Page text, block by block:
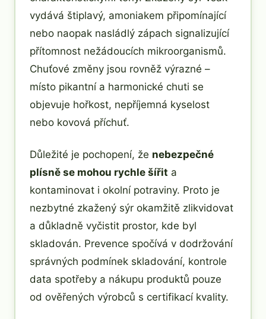
vydává štiplavý, amoniakem připomínající
nebo naopak nasládlý zápach signalizující
přítomnost nežádoucích mikroorganismů.
Chuťové změny jsou rovněž výrazné –
místo pikantní a harmonické chuti se
objevuje hořkost, nepříjemná kyselost
nebo kovová příchuť.
Důležité je pochopení, že nebezpečné
plísně se mohou rychle šířit a
kontaminovat i okolní potraviny. Proto je
nezbytné zkažený sýr okamžitě zlikvidovat
a důkladně vyčistit prostor, kde byl
skladován. Prevence spočívá v dodržování
správných podmínek skladování, kontrole
data spotřeby a nákupu produktů pouze
od ověřených výrobců s certifikací kvality.